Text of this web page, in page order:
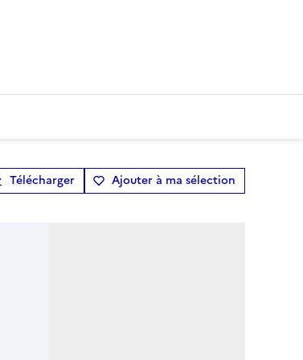
Télécharger Ajouter à ma sélection